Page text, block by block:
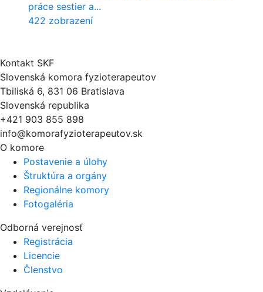
práce sestier a...
422 zobrazení
Kontakt SKF
Slovenská komora fyzioterapeutov
Tbiliská 6, 831 06 Bratislava
Slovenská republika
+421 903 855 898
info@komorafyzioterapeutov.sk
O komore
Postavenie a úlohy
Štruktúra a orgány
Regionálne komory
Fotogaléria
Odborná verejnosť
Registrácia
Licencie
Členstvo